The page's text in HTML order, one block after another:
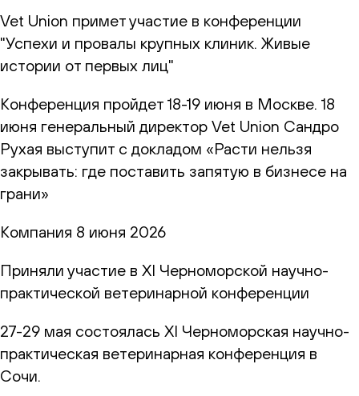
Vet Union примет участие в конференции
"Успехи и провалы крупных клиник. Живые
истории от первых лиц"
Конференция пройдет 18-19 июня в Москве. 18
июня генеральный директор Vet Union Сандро
Рухая выступит с докладом «Расти нельзя
закрывать: где поставить запятую в бизнесе на
грани»
Компания 8 июня 2026
Приняли участие в XI Черноморской научно-
практической ветеринарной конференции
27-29 мая состоялась XI Черноморская научно-
практическая ветеринарная конференция в
Сочи.